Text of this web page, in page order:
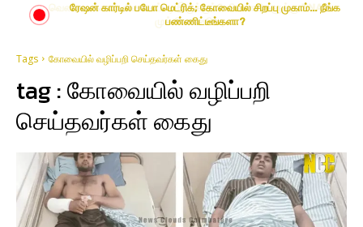
வெண்டைக்காய் விலை எப்படி இருக்கும்? விவசாயிகளுக்கு TNAU
முக்கிய கணிப்பு
ரேஷன் கார்டில் பயோ மெட்ரிக்; கோவையில் சிறப்பு முகாம்… நீங்க
பண்ணிட்டீங்களா?
Tags கோவையில் வழிப்பறி செய்தவர்கள் கைது
tag :கோவையில் வழிப்பறி
செய்தவர்கள் கைது